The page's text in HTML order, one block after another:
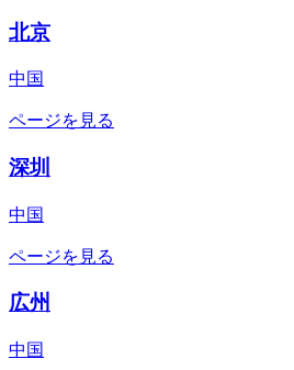
北京
中国
ページを見る
深圳
中国
ページを見る
広州
中国